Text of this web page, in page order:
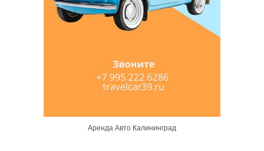
Аренда Авто Калининград